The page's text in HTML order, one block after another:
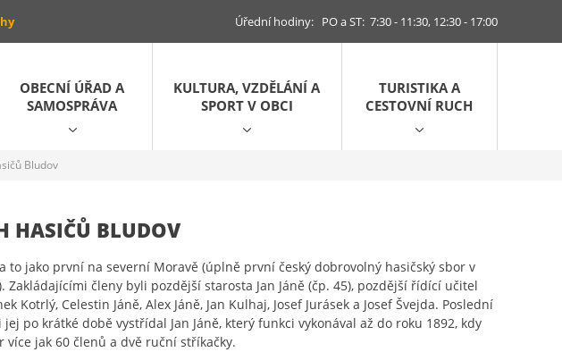
Úřední hodiny: PO a ST: 7:30 - 11:30, 12:30 - 17:00
OBECNÍ ÚŘAD A
SAMOSPRÁVA
KULTURA, VZDĚLÁNÍ A
SPORT V OBCI
TURISTIKA A
CESTOVNÍ RUCH
Bludov
HASIČŮ BLUDOV
to jako první na severní Moravě (úplně první český dobrovolný hasičský sbor v
Zakládajícími členy byli pozdější starosta Jan Jáně (čp. 45), pozdější řídící učitel
Kotrlý, Celestin Jáně, Alex Jáně, Jan Kulhaj, Josef Jurásek a Josef Švejda. Poslední
po krátké době vystřídal Jan Jáně, který funkci vykonával až do roku 1892, kdy
jak 60 členů a dvě ruční stříkačky.